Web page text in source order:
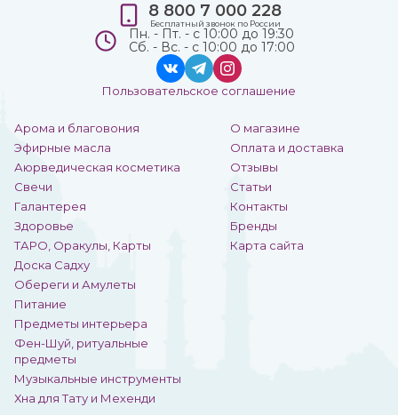
Арома и благовония
Эфирные масла
Аюрведическая косметика
Свечи
Галантерея
Здоровье
ТАРО, Оракулы, Карты
Доска Садху
Обереги и Амулеты
Питание
Предметы интерьера
Фен-Шуй, ритуальные
предметы
Музыкальные инструменты
Хна для Тату и Мехенди
О магазине
Оплата и доставка
Отзывы
Статьи
Контакты
Бренды
Карта сайта
8 800 7 000 228
Бесплатный звонок по России
Пн. - Пт. - с 10:00 до 19:30
Сб. - Вс. - с 10:00 до 17:00
Пользовательское соглашение